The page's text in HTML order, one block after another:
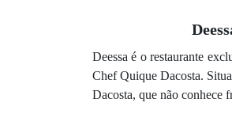
Deessa é o restaurante
Chef Quique Dacosta.
Dacosta, que não conhece